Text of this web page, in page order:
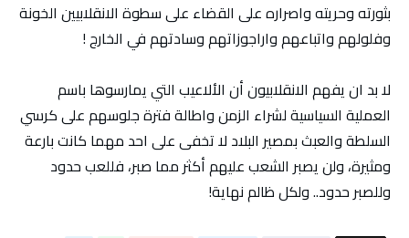
بثورته وحريته واصراره على القضاء على سطوة الانقلابيين الخونة
وفلولهم واتباعهم واراجوزاتهم وسادتهم في الخارج !
لا بد ان يفهم الانقلابيون أن الألاعيب التي يمارسوها باسم
العملية السياسية لشراء الزمن واطالة فترة جلوسهم على كرسي
السلطة والعبث بمصير البلاد لا تخفى على احد مهما كانت بارعة
ومثيرة، ولن يصبر الشعب عليهم أكثر مما صبر، فللعب حدود
وللصبر حدود.. ولكل ظالم نهاية!